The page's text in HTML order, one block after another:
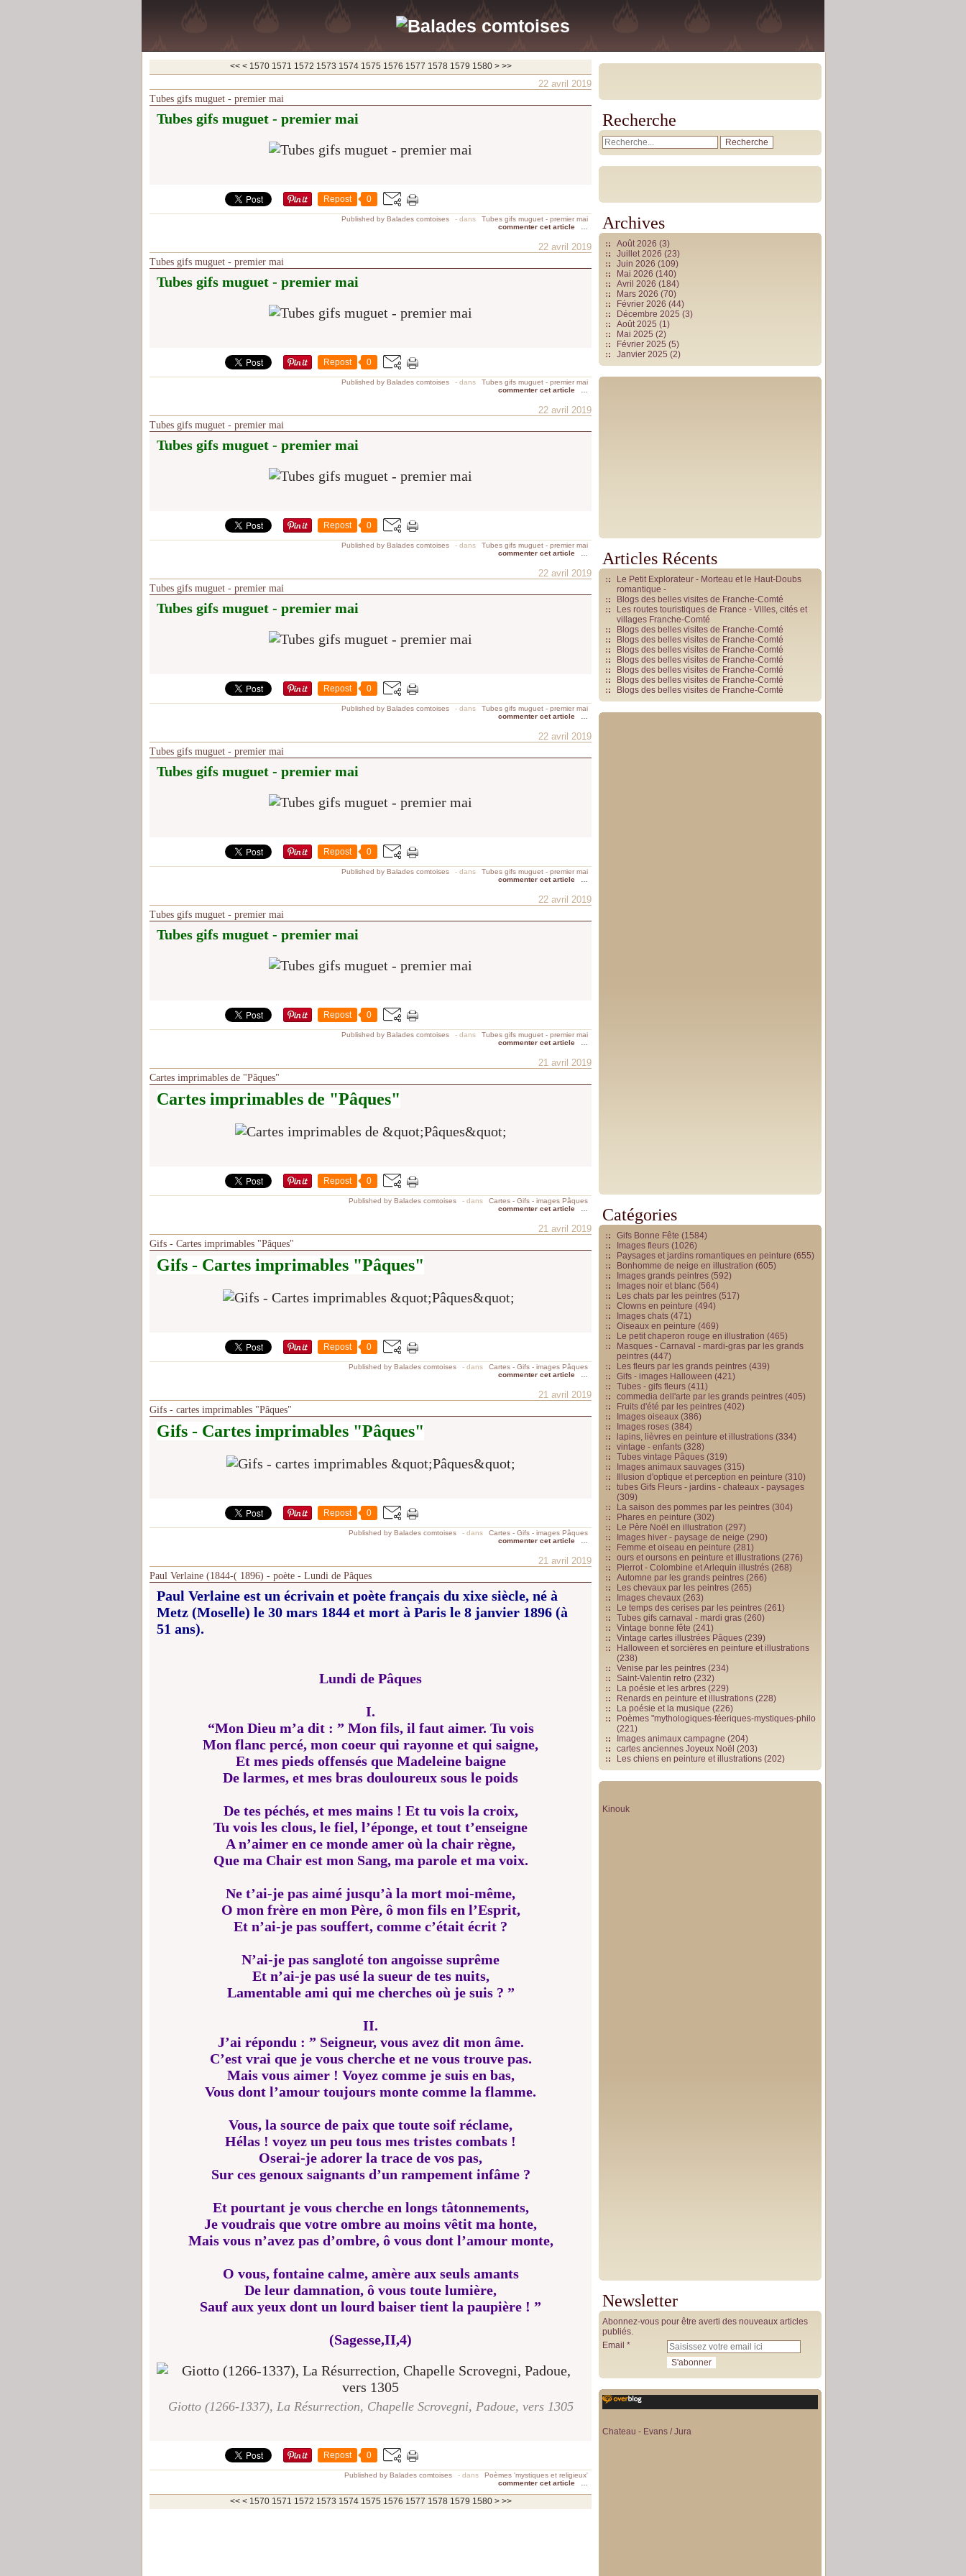
<< < 1500
1510
1520
1530
1540
1550
1560
1570 1571 1572 1573 1574 1575 1576 1577 1578 1579 1580 1590
1600
1700
1800
1900
2000
2100
2200
2300
2400
2500
2600
2700
2800
2900
3000
3100
3200
3300
3400
3500
3600
3700
> >>
22 avril 2019
Tubes gifs muguet - premier mai
Tubes gifs muguet - premier mai
Repost 0
Published by Balades comtoises - dans
Tubes gifs muguet - premier mai
commenter cet article
22 avril 2019
Tubes gifs muguet - premier mai
Tubes gifs muguet - premier mai
Repost 0
Published by Balades comtoises - dans
Tubes gifs muguet - premier mai
commenter cet article
22 avril 2019
Tubes gifs muguet - premier mai
Tubes gifs muguet - premier mai
Repost 0
Published by Balades comtoises - dans
Tubes gifs muguet - premier mai
commenter cet article
22 avril 2019
Tubes gifs muguet - premier mai
Tubes gifs muguet - premier mai
Repost 0
Published by Balades comtoises - dans
Tubes gifs muguet - premier mai
commenter cet article
22 avril 2019
Tubes gifs muguet - premier mai
Tubes gifs muguet - premier mai
Repost 0
Published by Balades comtoises - dans
Tubes gifs muguet - premier mai
commenter cet article
22 avril 2019
Tubes gifs muguet - premier mai
Tubes gifs muguet - premier mai
Repost 0
Published by Balades comtoises - dans
Tubes gifs muguet - premier mai
commenter cet article
21 avril 2019
Cartes imprimables de "Pâques"
Cartes imprimables de "Pâques"
Repost 0
Published by Balades comtoises - dans
Cartes - Gifs - images Pâques
commenter cet article
21 avril 2019
Gifs - Cartes imprimables "Pâques" ​​​​​​​
Gifs - Cartes imprimables "Pâques"
Repost 0
Published by Balades comtoises - dans
Cartes - Gifs - images Pâques
commenter cet article
21 avril 2019
Gifs - cartes imprimables "Pâques"
Gifs - Cartes imprimables "Pâques"
Repost 0
Published by Balades comtoises - dans
Cartes - Gifs - images Pâques
commenter cet article
21 avril 2019
Paul Verlaine (1844-( 1896) - poète - Lundi de Pâques
Paul Verlaine est un écrivain et poète français du xixe siècle, né à
Metz (Moselle) le 30 mars 1844 et mort à Paris le 8 janvier 1896 (à
51 ans).
Lundi de Pâques
I.
“Mon Dieu m’a dit : ” Mon fils, il faut aimer. Tu vois
Mon flanc percé, mon coeur qui rayonne et qui saigne,
Et mes pieds offensés que Madeleine baigne
De larmes, et mes bras douloureux sous le poids
De tes péchés, et mes mains ! Et tu vois la croix,
Tu vois les clous, le fiel, l’éponge, et tout t’enseigne
A n’aimer en ce monde amer où la chair règne,
Que ma Chair est mon Sang, ma parole et ma voix.
Ne t’ai-je pas aimé jusqu’à la mort moi-même,
O mon frère en mon Père, ô mon fils en l’Esprit,
Et n’ai-je pas souffert, comme c’était écrit ?
N’ai-je pas sangloté ton angoisse suprême
Et n’ai-je pas usé la sueur de tes nuits,
Lamentable ami qui me cherches où je suis ? ”
II.
J’ai répondu : ” Seigneur, vous avez dit mon âme.
C’est vrai que je vous cherche et ne vous trouve pas.
Mais vous aimer ! Voyez comme je suis en bas,
Vous dont l’amour toujours monte comme la flamme.
Vous, la source de paix que toute soif réclame,
Hélas ! voyez un peu tous mes tristes combats !
Oserai-je adorer la trace de vos pas,
Sur ces genoux saignants d’un rampement infâme ?
Et pourtant je vous cherche en longs tâtonnements,
Je voudrais que votre ombre au moins vêtit ma honte,
Mais vous n’avez pas d’ombre, ô vous dont l’amour monte,
O vous, fontaine calme, amère aux seuls amants
De leur damnation, ô vous toute lumière,
Sauf aux yeux dont un lourd baiser tient la paupière ! ”
(Sagesse,II,4)
Giotto (1266-1337), La Résurrection, Chapelle Scrovegni, Padoue, vers 1305
Repost 0
Published by Balades comtoises - dans
Poèmes 'mystiques et religieux'
commenter cet article
<< < 1500
1510
1520
1530
1540
1550
1560
1570 1571 1572 1573 1574 1575 1576 1577 1578 1579 1580 1590
1600
1700
1800
1900
2000
2100
2200
2300
2400
2500
2600
2700
2800
2900
3000
3100
3200
3300
3400
3500
3600
3700
> >>
Recherche
Archives
Août 2026 (3)
Juillet 2026 (23)
Juin 2026 (109)
Mai 2026 (140)
Avril 2026 (184)
Mars 2026 (70)
Février 2026 (44)
Décembre 2025 (3)
Août 2025 (1)
Mai 2025 (2)
Février 2025 (5)
Janvier 2025 (2)
Articles Récents
Le Petit Explorateur - Morteau et le Haut-Doubs
romantique -
Blogs des belles visites de Franche-Comté
Les routes touristiques de France - Villes, cités et
villages Franche-Comté
Blogs des belles visites de Franche-Comté
Blogs des belles visites de Franche-Comté
Blogs des belles visites de Franche-Comté
Blogs des belles visites de Franche-Comté
Blogs des belles visites de Franche-Comté
Blogs des belles visites de Franche-Comté
Blogs des belles visites de Franche-Comté
Catégories
Gifs Bonne Fête (1584)
Images fleurs (1026)
Paysages et jardins romantiques en peinture (655)
Bonhomme de neige en illustration (605)
Images grands peintres (592)
Images noir et blanc (564)
Les chats par les peintres (517)
Clowns en peinture (494)
Images chats (471)
Oiseaux en peinture (469)
Le petit chaperon rouge en illustration (465)
Masques - Carnaval - mardi-gras par les grands
peintres (447)
Les fleurs par les grands peintres (439)
Gifs - images Halloween (421)
Tubes - gifs fleurs (411)
commedia dell'arte par les grands peintres (405)
Fruits d'été par les peintres (402)
Images oiseaux (386)
Images roses (384)
lapins, lièvres en peinture et illustrations (334)
vintage - enfants (328)
Tubes vintage Pâques (319)
Images animaux sauvages (315)
Illusion d'optique et perception en peinture (310)
tubes Gifs Fleurs - jardins - chateaux - paysages
(309)
La saison des pommes par les peintres (304)
Phares en peinture (302)
Le Père Noël en illustration (297)
Images hiver - paysage de neige (290)
Femme et oiseau en peinture (281)
ours et oursons en peinture et illustrations (276)
Pierrot - Colombine et Arlequin illustrés (268)
Automne par les grands peintres (266)
Les chevaux par les peintres (265)
Images chevaux (263)
Le temps des cerises par les peintres (261)
Tubes gifs carnaval - mardi gras (260)
Vintage bonne fête (241)
Vintage cartes illustrées Pâques (239)
Halloween et sorcières en peinture et illustrations
(238)
Venise par les peintres (234)
Saint-Valentin retro (232)
La poésie et les arbres (229)
Renards en peinture et illustrations (228)
La poésie et la musique (226)
Poèmes "mythologiques-féeriques-mystiques-philo
(221)
Images animaux campagne (204)
cartes anciennes Joyeux Noël (203)
Les chiens en peinture et illustrations (202)
Kinouk
Newsletter
Abonnez-vous pour être averti des nouveaux articles
publiés.
Email
Chateau - Evans / Jura